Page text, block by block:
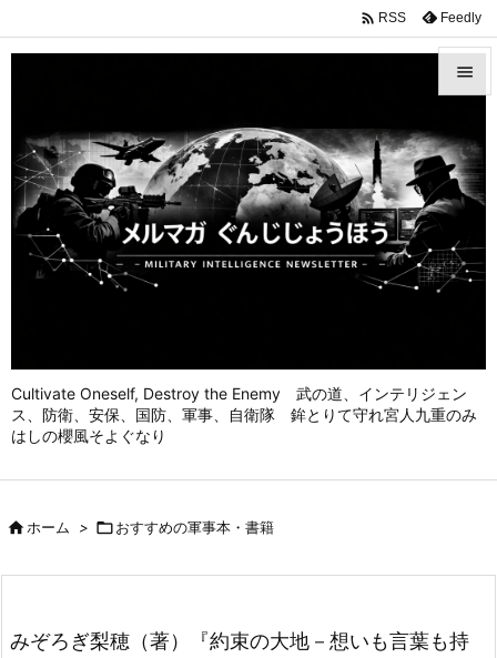
Cultivate Oneself, Destroy the Enemy 武の道、インテリジェン
ス、防衛、安保、国防、軍事、自衛隊 鉾とりて守れ宮人九重のみ
はしの櫻風そよぐなり

メニュ

前へ
次へ

 RSS Feedly
ホーム > おすすめの軍事本・書籍
みぞろぎ梨穂（著）『約束の大地－想いも言葉も持